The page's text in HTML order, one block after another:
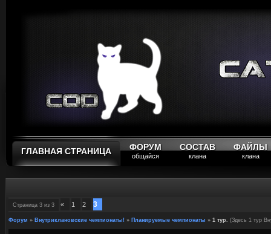
ГЛАВНАЯ СТРАНИЦА ФОРУМ
общайся
СОСТАВ
клана
ФАЙЛЫ
клана
Страница 3 из 3 « 1 2 3
Форум » Внутриклановские чемпионаты! » Планируемые чемпионаты » 1 тур. (Здесь 1 тур